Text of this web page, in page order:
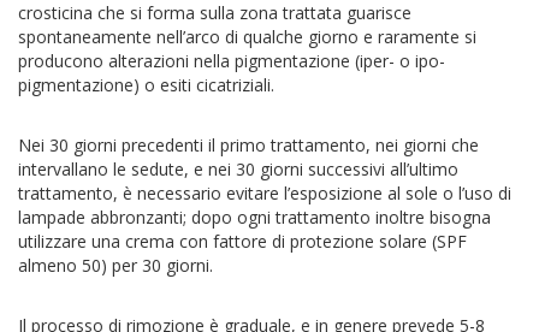
crosticina che si forma sulla zona trattata guarisce
spontaneamente nell’arco di qualche giorno e raramente si
producono alterazioni nella pigmentazione (iper- o ipo-
pigmentazione) o esiti cicatriziali.
Nei 30 giorni precedenti il primo trattamento, nei giorni che
intervallano le sedute, e nei 30 giorni successivi all’ultimo
trattamento, è necessario evitare l’esposizione al sole o l’uso di
lampade abbronzanti; dopo ogni trattamento inoltre bisogna
utilizzare una crema con fattore di protezione solare (SPF
almeno 50) per 30 giorni.
Il processo di rimozione è graduale, e in genere prevede 5-8